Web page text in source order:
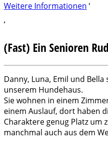
Weitere Informationen ‘
‘
(Fast) Ein Senioren
Danny, Luna, Emil und
unserem Hundehaus.
Sie wohnen in einem
einem Auslauf, dort haben
Charaktere genug Platz um
manchmal auch aus dem